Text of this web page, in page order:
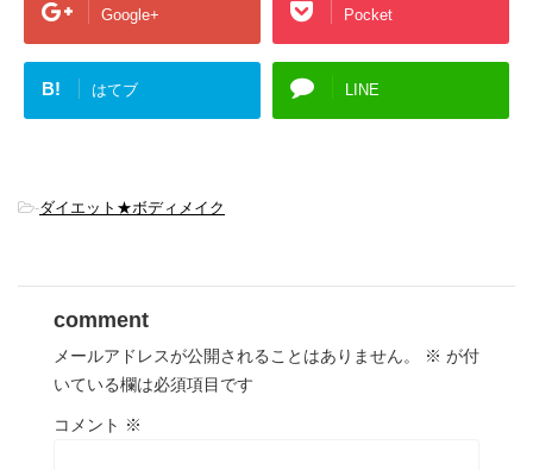
Google+ Pocket
B! はてブ LINE
-ダイエット★ボディメイク
comment
メールアドレスが公開されることはありません。 ※ が付
いている欄は必須項目です
コメント ※